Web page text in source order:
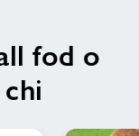
fod o